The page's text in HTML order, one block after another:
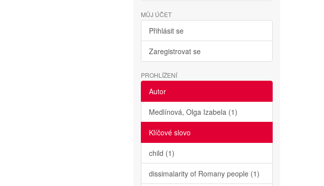
MŮJ ÚČET
Přihlásit se
Zaregistrovat se
PROHLÍŽENÍ
Autor
Medlínová, Olga Izabela (1)
Klíčové slovo
child (1)
dissimalarity of Romany people (1)